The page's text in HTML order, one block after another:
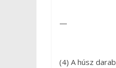
—
(4) A húsz